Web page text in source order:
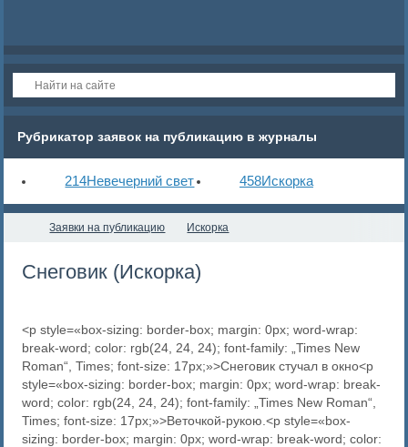
Рубрикатор заявок на публикацию в журналы
214Невечерний свет 458Искорка
Заявки на публикацию Искорка
Снеговик (Искорка)
<p style=«box-sizing: border-box; margin: 0px; word-wrap:
break-word; color: rgb(24, 24, 24); font-family: „Times New
Roman“, Times; font-size: 17px;»>Снеговик стучал в окно<p
style=«box-sizing: border-box; margin: 0px; word-wrap: break-
word; color: rgb(24, 24, 24); font-family: „Times New Roman“,
Times; font-size: 17px;»>Веточкой-рукою.<p style=«box-
sizing: border-box; margin: 0px; word-wrap: break-word; color: